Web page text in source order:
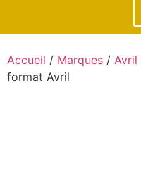
Accueil / Marques / Avril
format Avril